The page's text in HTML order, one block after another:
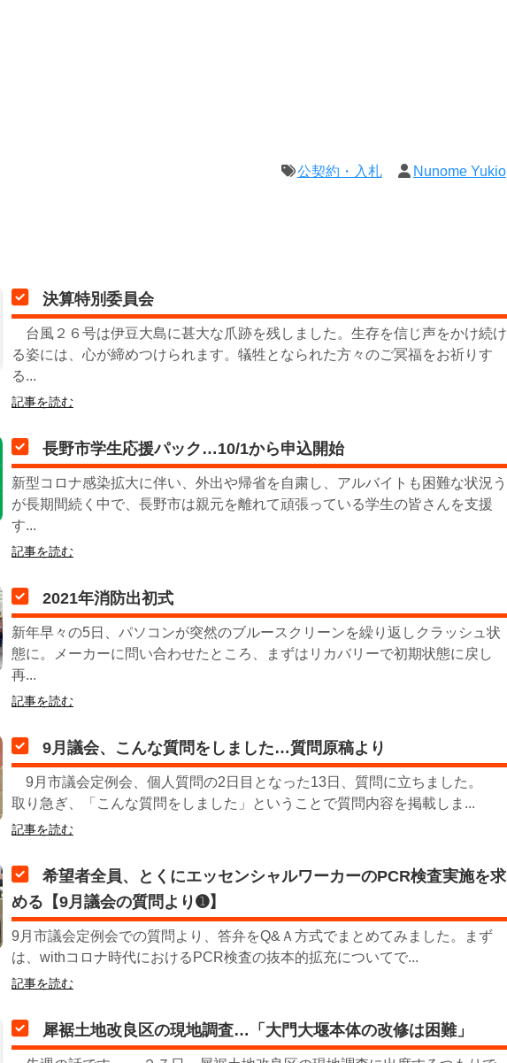
公契約・入札 Nunome Yukio
決算特別委員会
台風２６号は伊豆大島に甚大な爪跡を残しました。生存を信じ声をかけ続け
る姿には、心が締めつけられます。犠牲となられた方々のご冥福をお祈りす
る...
記事を読む
長野市学生応援パック…10/1から申込開始
新型コロナ感染拡大に伴い、外出や帰省を自粛し、アルバイトも困難な状況う
が長期間続く中で、長野市は親元を離れて頑張っている学生の皆さんを支援
す...
記事を読む
2021年消防出初式
新年早々の5日、パソコンが突然のブルースクリーンを繰り返しクラッシュ状
態に。メーカーに問い合わせたところ、まずはリカバリーで初期状態に戻し
再...
記事を読む
9月議会、こんな質問をしました…質問原稿より
9月市議会定例会、個人質問の2日目となった13日、質問に立ちました。
取り急ぎ、「こんな質問をしました」ということで質問内容を掲載しま...
記事を読む
希望者全員、とくにエッセンシャルワーカーのPCR検査実施を求
める【9月議会の質問より➊】
9月市議会定例会での質問より、答弁をQ&Ａ方式でまとめてみました。まず
は、withコロナ時代におけるPCR検査の抜本的拡充についてで...
記事を読む
犀裾土地改良区の現地調査…「大門大堰本体の改修は困難」